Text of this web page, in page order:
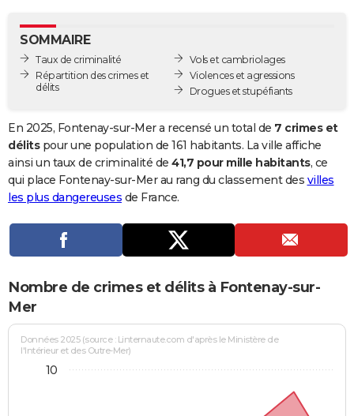
GUIDES D'ACHAT
BONS PLANS
Carte de Noël
Carte Bonne année
Carte Saint-Valentin
Carte Pâques
Carte d'anniversaire
DICTIONNAIRE
Dictionnaire
Biographies
Citations
Expressions
Proverbes
PROGRAMME TV
Se connecter
Entreprises
Service militaire
Avis de recherche
AVIS DE DÉCÈS
Bricolage
Lifestyle
Culture
Sport
Auto
Television
Voyage
Cinema
SOMMAIRE
Taux de criminalité
Répartition des crimes et
délits
Vols et cambriolages
Violences et agressions
Drogues et stupéfiants
En 2025, Fontenay-sur-Mer a recensé un total de 7 crimes et
délitspour une population de 161 habitants. La ville affiche
ainsi un taux de criminalité de 41,7 pour mille habitants, ce
qui place Fontenay-sur-Mer au rang du classement des villes
les plus dangereuses de France.
Nombre de crimes et délits à Fontenay-sur-
Mer
Données 2025 (source : Linternaute.com d'après le Ministère de
l'Intérieur et des Outre-Mer)
10